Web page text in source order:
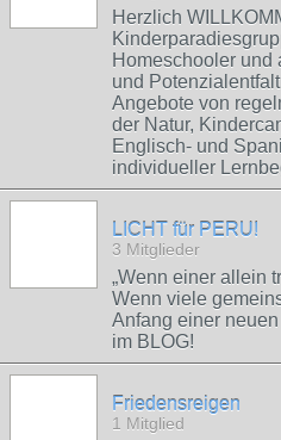
Herzlich
Homeschooler und
und
Angebote von
der Natur,
Englisch- und
individueller
LICHT für PERU!
3 Mitglieder
„Wenn einer allein
Wenn viele
Anfang einer
im BLOG!
Friedensreigen
1 Mitglied